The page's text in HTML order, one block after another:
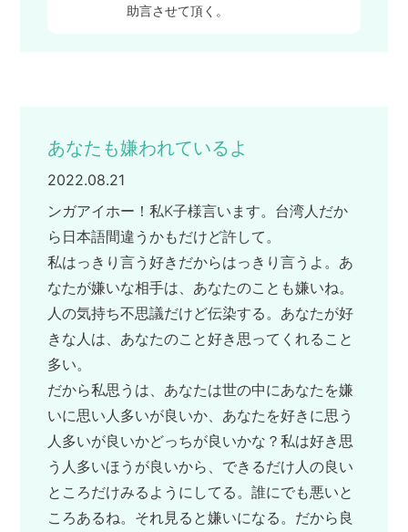
助言させて頂く。
あなたも嫌われているよ
2022.08.21
ンガアイホー！私K子様言います。台湾人だか
ら日本語間違うかもだけど許して。
私はっきり言う好きだからはっきり言うよ。あ
なたが嫌いな相手は、あなたのことも嫌いね。
人の気持ち不思議だけど伝染する。あなたが好
きな人は、あなたのこと好き思ってくれること
多い。
だから私思うは、あなたは世の中にあなたを嫌
いに思い人多いが良いか、あなたを好きに思う
人多いが良いかどっちが良いかな？私は好き思
う人多いほうが良いから、できるだけ人の良い
ところだけみるようにしてる。誰にでも悪いと
ころあるね。それ見ると嫌いになる。だから良